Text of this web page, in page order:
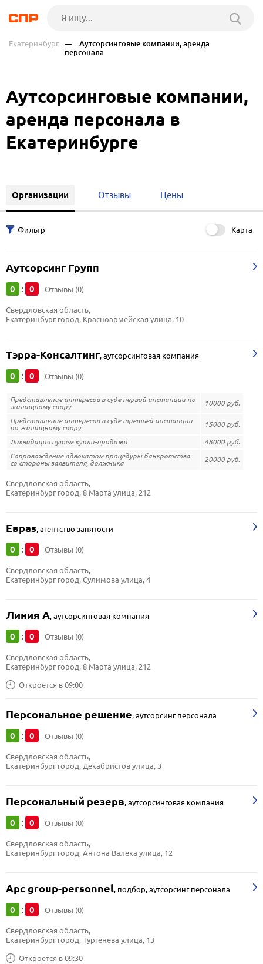
Екатеринбург
— Аутсорсинговые компании, аренда
персонала
Аутсорсинговые компании,
аренда персонала в
Екатеринбурге
Организации Отзывы Цены
Карта
Аутсорсинг Групп
0 : 0 Отзывы (0)
Свердловская область,
Екатеринбург город, Красноармейская улица, 10
Тэрра-Консалтинг,аутсорсинговая компания
0 : 0 Отзывы (0)
Представление интересов в суде первой инстанции по
жилищному спору
10000 руб.
Представление интересов в суде третьей инстанции
по жилищному спору
15000 руб.
Ликвидация путем купли-продажи
48000 руб.
Сопровождение адвокатом процедуры банкротства
со стороны заявителя, должника
20000 руб.
Свердловская область,
Екатеринбург город, 8 Марта улица, 212
Евраз,агентство занятости
0 : 0 Отзывы (0)
Свердловская область,
Екатеринбург город, Сулимова улица, 4
Линия А,аутсорсинговая компания
0 : 0 Отзывы (0)
Откроется в 09:00
Свердловская область,
Екатеринбург город, 8 Марта улица, 212
Персональное решение,аутсорсинг персонала
0 : 0 Отзывы (0)
Свердловская область,
Екатеринбург город, Декабристов улица, 3
Персональный резерв,аутсорсинговая компания
0 : 0 Отзывы (0)
Свердловская область,
Екатеринбург город, Антона Валека улица, 12
Apc group-personnel, подбор, аутсорсинг персонала
0 : 0 Отзывы (0)
Откроется в 09:30
Свердловская область,
Екатеринбург город, Тургенева улица, 13